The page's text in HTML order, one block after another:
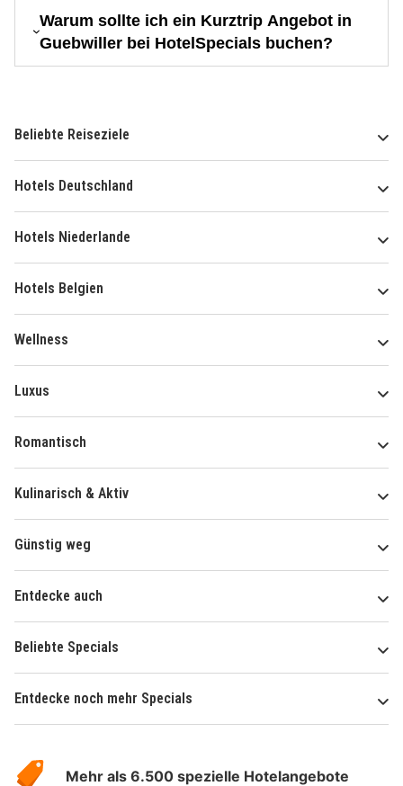
Warum sollte ich ein Kurztrip Angebot in
Guebwiller bei HotelSpecials buchen?
Beliebte Reiseziele
Hotels Deutschland
Hotels Niederlande
Hotels Belgien
Wellness
Luxus
Romantisch
Kulinarisch & Aktiv
Günstig weg
Entdecke auch
Beliebte Specials
Entdecke noch mehr Specials
Hotelspecials
Mehr als 6.500 spezielle Hotelangebote